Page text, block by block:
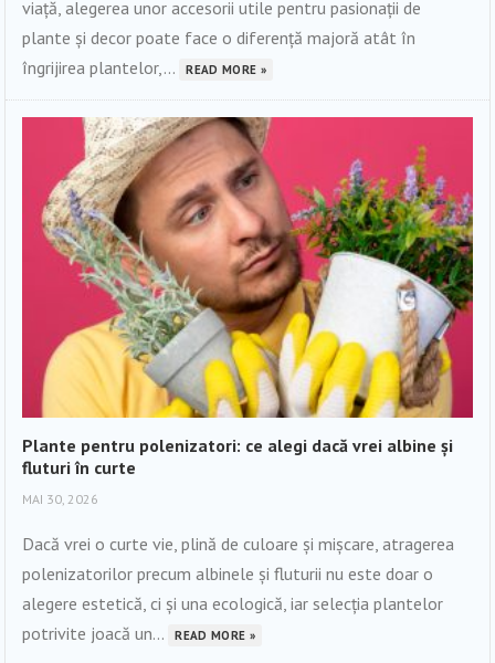
viață, alegerea unor accesorii utile pentru pasionații de
plante și decor poate face o diferență majoră atât în
îngrijirea plantelor,...
READ MORE »
Plante pentru polenizatori: ce alegi dacă vrei albine și
fluturi în curte
MAI 30, 2026
Dacă vrei o curte vie, plină de culoare și mișcare, atragerea
polenizatorilor precum albinele și fluturii nu este doar o
alegere estetică, ci și una ecologică, iar selecția plantelor
potrivite joacă un...
READ MORE »